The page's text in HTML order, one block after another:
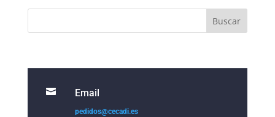
 Email
pedidos@cecadi.es